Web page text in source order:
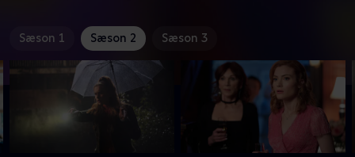
Sæson 1 Sæson 2 Sæson 3